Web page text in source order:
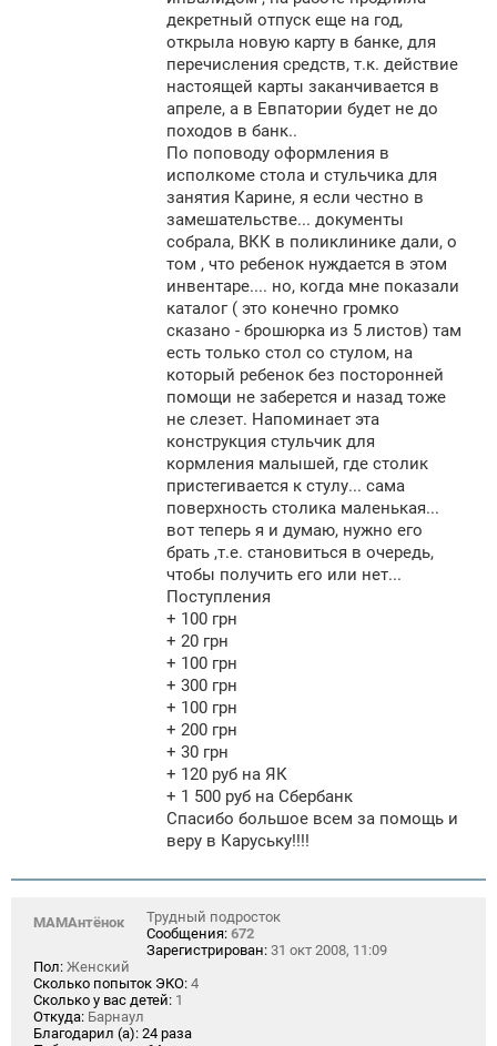
декретный отпуск еще на год,
открыла новую карту в банке, для
перечисления средств, т.к. действие
настоящей карты заканчивается в
апреле, а в Евпатории будет не до
походов в банк..
По поповоду оформления в
исполкоме стола и стульчика для
занятия Карине, я если честно в
замешательстве... документы
собрала, ВКК в поликлинике дали, о
том , что ребенок нуждается в этом
инвентаре.... но, когда мне показали
каталог ( это конечно громко
сказано - брошюрка из 5 листов) там
есть только стол со стулом, на
который ребенок без посторонней
помощи не заберется и назад тоже
не слезет. Напоминает эта
конструкция стульчик для
кормления малышей, где столик
пристегивается к стулу... сама
поверхность столика маленькая...
вот теперь я и думаю, нужно его
брать ,т.е. становиться в очередь,
чтобы получить его или нет...
Поступления
+ 100 грн
+ 20 грн
+ 100 грн
+ 300 грн
+ 100 грн
+ 200 грн
+ 30 грн
+ 120 руб на ЯК
+ 1 500 руб на Сбербанк
Спасибо большое всем за помощь и
веру в Каруську!!!!
МАМАнтёнок
Трудный подросток
Сообщения: 672
Зарегистрирован: 31 окт 2008, 11:09
Пол: Женский
Сколько попыток ЭКО: 4
Сколько у вас детей: 1
Откуда: Барнаул
Благодарил (а): 24 раза